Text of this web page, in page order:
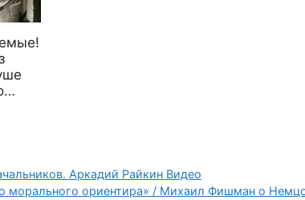
Аркадий Райкин Видео
морального ориентира» / Михаил Фишман о